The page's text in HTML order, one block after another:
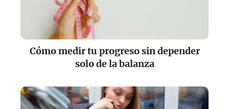
Cómo medir tu progreso sin depender
solo de la balanza